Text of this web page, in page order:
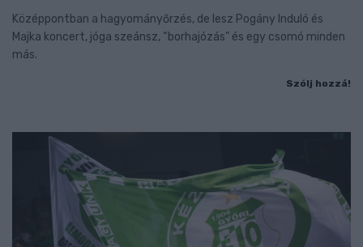
Középpontban a hagyományőrzés, de lesz Pogány Induló és
Majka koncert, jóga szeánsz, “borhajózás” és egy csomó minden
más.
Szólj hozzá!